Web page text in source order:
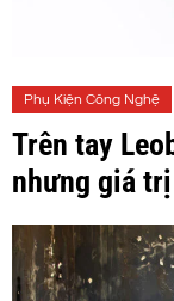
Phụ Kiện Công Nghệ
Trên tay
nhưng giá